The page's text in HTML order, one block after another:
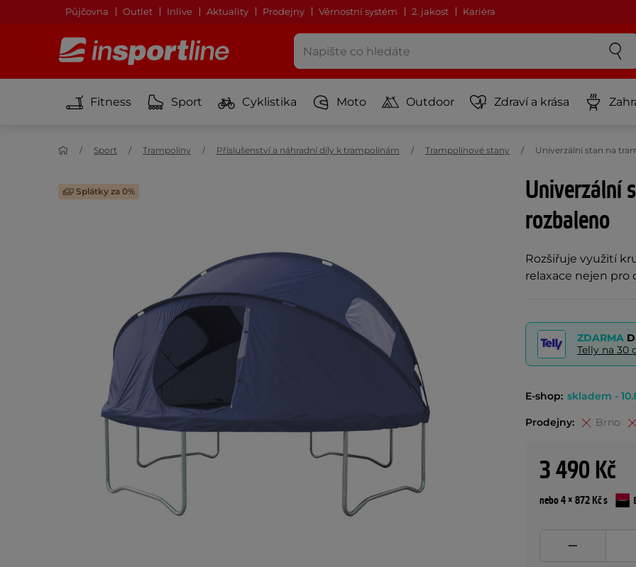
Půjčovna Outlet Inlive Aktuality Prodejny Věrnostní systém 2. jakost Kariéra
Fitness Sport Cyklistika Moto Outdoor Zdraví a krása
Sport Trampolíny Příslušenství a náhradní díly k trampolínám Trampolínové stany Univerzální stan na
Univerzální
rozbaleno
Rozšiřuje využití
relaxace nejen pro
Splátky za 0%
ZDARMA
Telly na 30
E-shop: skladem -
Prodejny: Brno
3 490 Kč
nebo 4 × 872 Kč s